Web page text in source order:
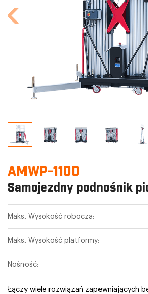
AMWP-1100
Samojezdny podnośnik
Maks. Wysokość robocza:
Maks. Wysokość platformy:
Nośność:
Łączy wiele rozwiązań zapewniających